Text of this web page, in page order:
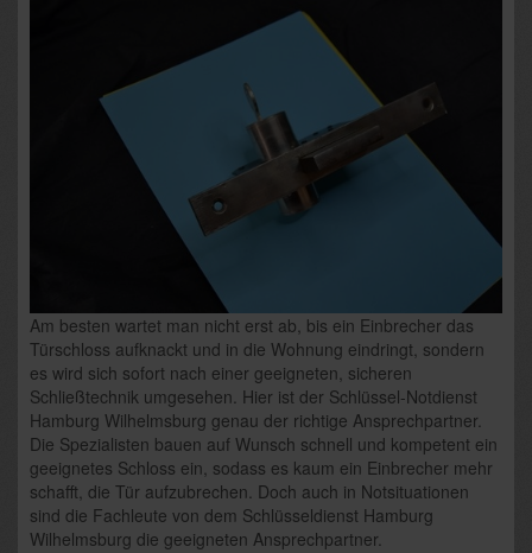
Am besten wartet man nicht erst ab, bis ein Einbrecher das
Türschloss aufknackt und in die Wohnung eindringt, sondern
es wird sich sofort nach einer geeigneten, sicheren
Schließtechnik umgesehen. Hier ist der Schlüssel-Notdienst
Hamburg Wilhelmsburg genau der richtige Ansprechpartner.
Die Spezialisten bauen auf Wunsch schnell und kompetent ein
geeignetes Schloss ein, sodass es kaum ein Einbrecher mehr
schafft, die Tür aufzubrechen. Doch auch in Notsituationen
sind die Fachleute von dem Schlüsseldienst Hamburg
Wilhelmsburg die geeigneten Ansprechpartner.